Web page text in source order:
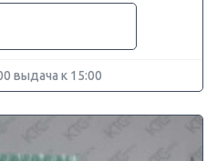
выдача к 15:00